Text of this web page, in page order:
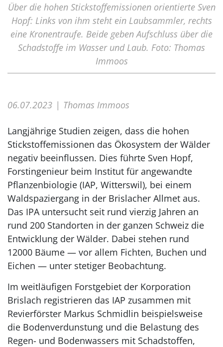
Über die hohen Stickstoffemissionen orientierte Sven
Hopf: Links von ihm steht ein Laubsammler, rechts
eine Kronentraufe. Beide geben Aufschluss über die
Schadstoffe im Wasser und Laub. Foto: Thomas
Immoos
06.07.2023 Thomas Immoos
Langjährige Studien zeigen, dass die hohen
Stickstoffemissionen das Ökosystem der Wälder
negativ beeinflussen. Dies führte Sven Hopf,
Forstingenieur beim Institut für angewandte
Pflanzenbiologie (IAP, Witterswil), bei einem
Waldspaziergang in der Brislacher Allmet aus.
Das IPA untersucht seit rund vierzig Jahren an
rund 200 Standorten in der ganzen Schweiz die
Entwicklung der Wälder. Dabei stehen rund
12000 Bäume — vor allem Fichten, Buchen und
Eichen — unter stetiger Beobachtung.
Im weitläufigen Forstgebiet der Korporation
Brislach registrieren das IAP zusammen mit
Revierförster Markus Schmidlin beispielsweise
die Bodenverdunstung und die Belastung des
Regen- und Bodenwassers mit Schadstoffen,